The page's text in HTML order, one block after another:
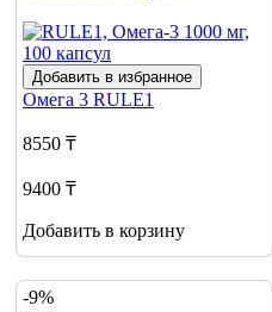
Добавить в избранное
Омега 3 RULE1
8550 ₸
9400 ₸
Добавить в корзину
-9%